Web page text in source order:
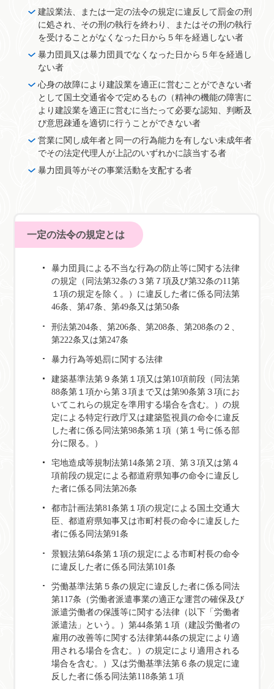
建設業法、または一定の法令の規定に違反して罰金の刑
に処され、その刑の執行を終わり、またはその刑の執行
を受けることがなくなった日から５年を経過しない者
暴力団員又は暴力団員でなくなった日から５年を経過し
ない者
心身の故障により建設業を適正に営むことができない者
として国土交通省令で定めるもの（精神の機能の障害に
より建設業を適正に営むに当たって必要な認知、判断及
び意思疎通を適切に行うことができない者
営業に関し成年者と同一の行為能力を有しない未成年者
でその法定代理人が上記のいずれかに該当する者
暴力団員等がその事業活動を支配する者
一定の法令の規定とは
暴力団員による不当な行為の防止等に関する法律
の規定（同法第32条の３第７項及び第32条の11第
１項の規定を除く。）に違反した者に係る同法第
46条、第47条、第49条又は第50条
刑法第204条、第206条、第208条、第208条の２、
第222条又は第247条
暴力行為等処罰に関する法律
建築基準法第９条第１項又は第10項前段（同法第
88条第１項から第３項まで又は第90条第３項にお
いてこれらの規定を準用する場合を含む。）の規
定による特定行政庁又は建築監視員の命令に違反
した者に係る同法第98条第１項（第１号に係る部
分に限る。）
宅地造成等規制法第14条第２項、第３項又は第４
項前段の規定による都道府県知事の命令に違反し
た者に係る同法第26条
都市計画法第81条第１項の規定による国土交通大
臣、都道府県知事又は市町村長の命令に違反した
者に係る同法第91条
景観法第64条第１項の規定による市町村長の命令
に違反した者に係る同法第101条
労働基準法第５条の規定に違反した者に係る同法
第117条（労働者派遣事業の適正な運営の確保及び
派遣労働者の保護等に関する法律（以下「労働者
派遣法」という。）第44条第１項（建設労働者の
雇用の改善等に関する法律第44条の規定により適
用される場合を含む。）の規定により適用される
場合を含む。）又は労働基準法第６条の規定に違
反した者に係る同法第118条第１項